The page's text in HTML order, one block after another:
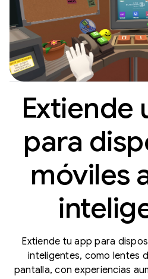
Extiende
para
móviles
Extiende tu app para
inteligentes, como lentes
pantalla, con experiencias